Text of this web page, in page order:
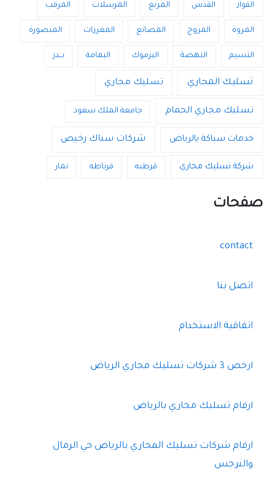
الفواز القدس المربع المرسلات المرقب
المروة المروج المصانع المغرزات المنصورة
النسيم النهضة اليرموك اليمامة بــدر
تسليك المجاري تسليك مجاري
تسليك مجاري الحمام جامعة الملك سعود
خدمات سباكة بالرياض شركات سباك رخيص
شركة تسليك مجاري قرطبه قرناطه نمار
صفحات
contact
اتصل بنا
اتفاقية الاستخدام
ارخص 3 شركات تسليك مجاري الرياض
ارقام تسليك مجاري بالرياض
ارقام شركات تسليك المجاري بالرياض حي الرمال
والنرجس